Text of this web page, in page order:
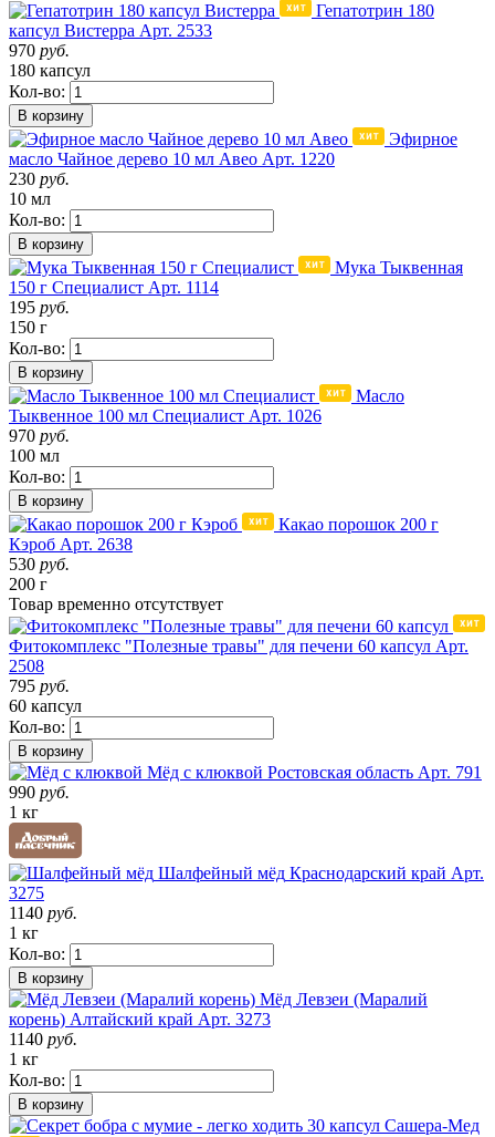
Гепатотрин 180
капсул Вистерра Арт. 2533
970 руб.
180 капсул
Кол-во:
В корзину
Эфирное
масло Чайное дерево 10 мл Авео Арт. 1220
230 руб.
10 мл
Кол-во:
В корзину
Мука Тыквенная
150 г Специалист Арт. 1114
195 руб.
150 г
Кол-во:
В корзину
Масло
Тыквенное 100 мл Специалист Арт. 1026
970 руб.
100 мл
Кол-во:
В корзину
Какао порошок 200 г
Кэроб Арт. 2638
530 руб.
200 г
Товар временно отсутствует
Фитокомплекс "Полезные травы" для печени 60 капсул Арт.
2508
795 руб.
60 капсул
Кол-во:
В корзину
Мёд с клюквой Ростовская область Арт. 791
990 руб.
1 кг
Шалфейный мёд Краснодарский край Арт.
3275
1140 руб.
1 кг
Кол-во:
В корзину
Мёд Левзеи (Маралий
корень) Алтайский край Арт. 3273
1140 руб.
1 кг
Кол-во:
В корзину